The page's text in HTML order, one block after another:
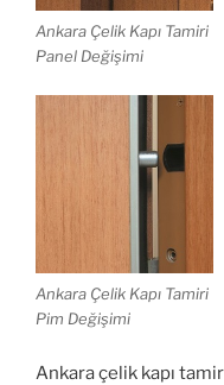
Ankara Çelik Kapı Tamiri
Panel Değişimi
Ankara Çelik Kapı Tamiri
Pim Değişimi
Ankara çelik kapı